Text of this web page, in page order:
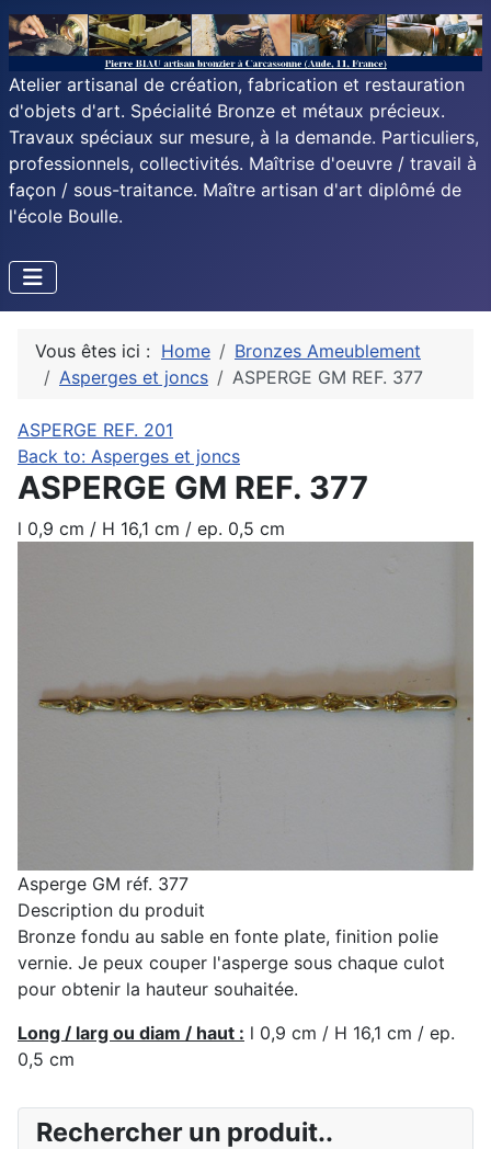
Atelier artisanal de création, fabrication et restauration
d'objets d'art. Spécialité Bronze et métaux précieux.
Travaux spéciaux sur mesure, à la demande. Particuliers,
professionnels, collectivités. Maîtrise d'oeuvre / travail à
façon / sous-traitance. Maître artisan d'art diplômé de
l'école Boulle.
Rechercher un produit..
Vous êtes ici : Home
Bronzes Ameublement
Asperges et joncs
ASPERGE GM REF. 377
ASPERGE REF. 201
Back to: Asperges et joncs
ASPERGE GM REF. 377
l 0,9 cm / H 16,1 cm / ep. 0,5 cm
Asperge GM réf. 377
Description du produit
Bronze fondu au sable en fonte plate, finition polie
vernie. Je peux couper l'asperge sous chaque culot
pour obtenir la hauteur souhaitée.
Long / larg ou diam / haut : l 0,9 cm / H 16,1 cm / ep.
0,5 cm